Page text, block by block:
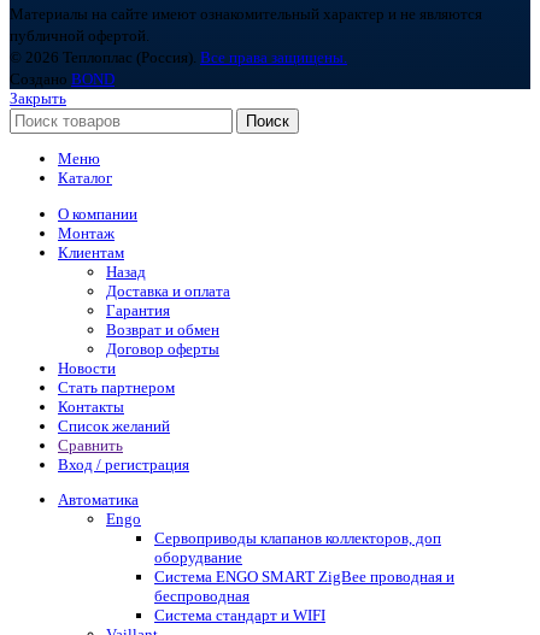
Материалы на сайте имеют ознакомительный характер и не являются
публичной офертой.
© 2026 Теплоплас (Россия). Все права защищены.
Создано BOND
Закрыть
Поиск
Меню
Каталог
О компании
Монтаж
Клиентам
Назад
Доставка и оплата
Гарантия
Возврат и обмен
Договор оферты
Новости
Стать партнером
Контакты
Список желаний
Сравнить
Вход / регистрация
Автоматика
Engo
Сервоприводы клапанов коллекторов, доп
оборудвание
Система ENGO SMART ZigBee проводная и
беспроводная
Система стандарт и WIFI